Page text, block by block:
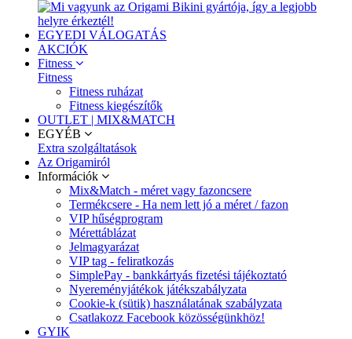
EGYEDI VÁLOGATÁS
AKCIÓK
Fitness
Fitness
Fitness ruházat
Fitness kiegészítők
OUTLET | MIX&MATCH
EGYÉB
Extra szolgáltatások
Az Origamiról
Információk
Mix&Match - méret vagy fazoncsere
Termékcsere - Ha nem lett jó a méret / fazon
VIP hűségprogram
Mérettáblázat
Jelmagyarázat
VIP tag - feliratkozás
SimplePay - bankkártyás fizetési tájékoztató
Nyereményjátékok játékszabályzata
Cookie-k (sütik) használatának szabályzata
Csatlakozz Facebook közösségünkhöz!
GYIK